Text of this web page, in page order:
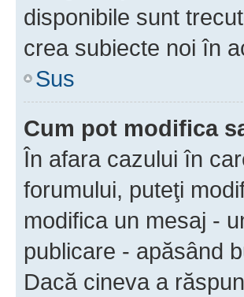
disponibile sunt
crea subiecte noi în
Sus
Cum pot modifica
În afara cazului în
forumului, puteţi
modifica un mesaj -
publicare - apăsând
Dacă cineva a